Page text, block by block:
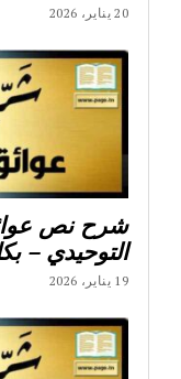
20 يناير، 2026
شرح نص
التوحيدي –
19 يناير، 2026